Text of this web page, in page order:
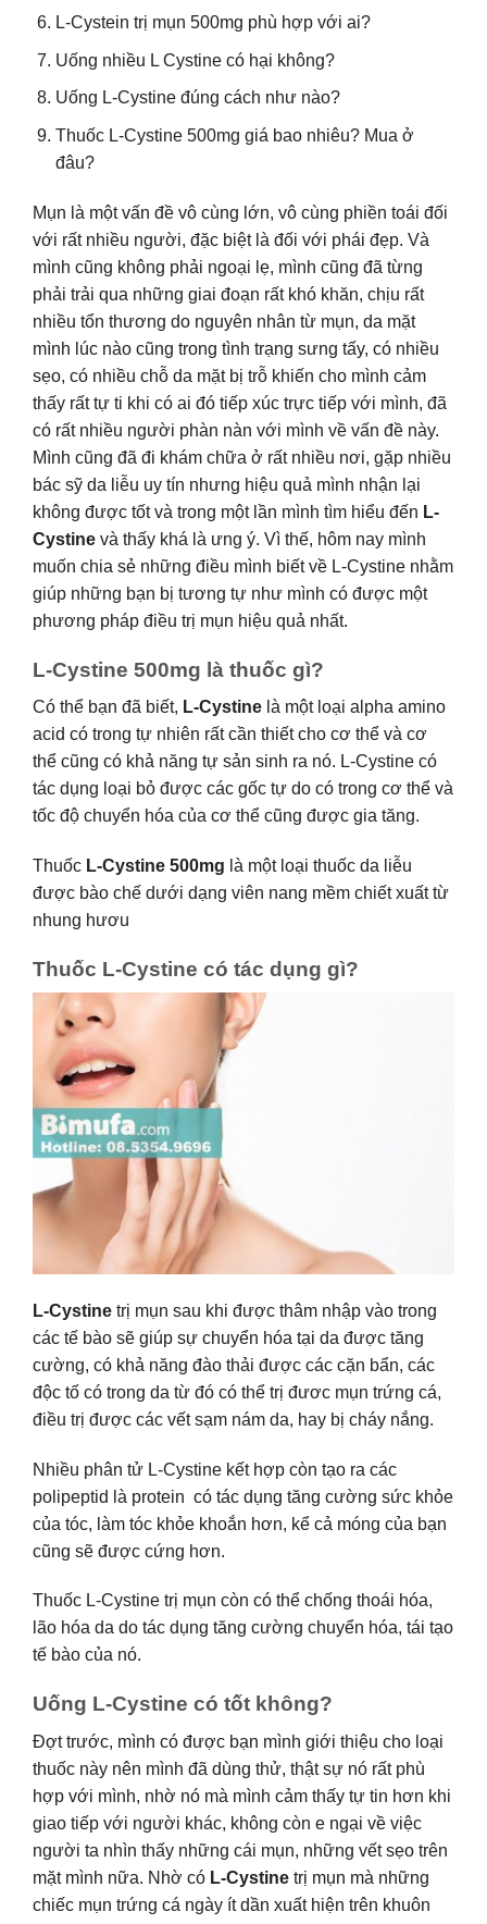
L-Cystein trị mụn 500mg phù hợp với ai?
Uống nhiều L Cystine có hại không?
Uống L-Cystine đúng cách như nào?
Thuốc L-Cystine 500mg giá bao nhiêu? Mua ở
đâu?
Mụn là một vấn đề vô cùng lớn, vô cùng phiền toái đối
với rất nhiều người, đặc biệt là đối với phái đẹp. Và
mình cũng không phải ngoại lẹ, mình cũng đã từng
phải trải qua những giai đoạn rất khó khăn, chịu rất
nhiều tổn thương do nguyên nhân từ mụn, da mặt
mình lúc nào cũng trong tình trạng sưng tấy, có nhiều
sẹo, có nhiều chỗ da mặt bị trỗ khiến cho mình cảm
thấy rất tự ti khi có ai đó tiếp xúc trực tiếp với mình, đã
có rất nhiều người phàn nàn với mình về vấn đề này.
Mình cũng đã đi khám chữa ở rất nhiều nơi, gặp nhiều
bác sỹ da liễu uy tín nhưng hiệu quả mình nhận lại
không được tốt và trong một lần mình tìm hiểu đến L-
Cystine và thấy khá là ưng ý. Vì thế, hôm nay mình
muốn chia sẻ những điều mình biết về L-Cystine nhằm
giúp những bạn bị tương tự như mình có được một
phương pháp điều trị mụn hiệu quả nhất.
L-Cystine 500mg là thuốc gì?
Có thể bạn đã biết, L-Cystine là một loại alpha amino
acid có trong tự nhiên rất cần thiết cho cơ thể và cơ
thể cũng có khả năng tự sản sinh ra nó. L-Cystine có
tác dụng loại bỏ được các gốc tự do có trong cơ thể và
tốc độ chuyển hóa của cơ thể cũng được gia tăng.
Thuốc L-Cystine 500mg là một loại thuốc da liễu
được bào chế dưới dạng viên nang mềm chiết xuất từ
nhung hươu
Thuốc L-Cystine có tác dụng gì?
L-Cystine trị mụn sau khi được thâm nhập vào trong
các tế bào sẽ giúp sự chuyển hóa tại da được tăng
cường, có khả năng đào thải được các cặn bẩn, các
độc tố có trong da từ đó có thể trị đươc mụn trứng cá,
điều trị được các vết sạm nám da, hay bị cháy nắng.
Nhiều phân tử L-Cystine kết hợp còn tạo ra các
polipeptid là protein có tác dụng tăng cường sức khỏe
của tóc, làm tóc khỏe khoắn hơn, kể cả móng của bạn
cũng sẽ được cứng hơn.
Thuốc L-Cystine trị mụn còn có thể chống thoái hóa,
lão hóa da do tác dụng tăng cường chuyển hóa, tái tạo
tế bào của nó.
Uống L-Cystine có tốt không?
Đợt trước, mình có được bạn mình giới thiệu cho loại
thuốc này nên mình đã dùng thử, thật sự nó rất phù
hợp với mình, nhờ nó mà mình cảm thấy tự tin hơn khi
giao tiếp với người khác, không còn e ngại về việc
người ta nhìn thấy những cái mụn, những vết sẹo trên
mặt mình nữa. Nhờ có L-Cystine trị mụn mà những
chiếc mụn trứng cá ngày ít dần xuất hiện trên khuôn